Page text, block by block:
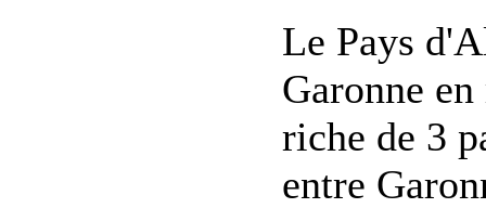
Le Pays
Garonne
riche de 3
entre